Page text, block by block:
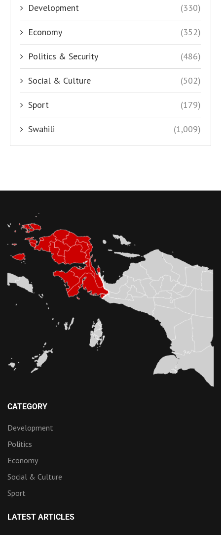
Development (330)
Economy (352)
Politics & Security (486)
Social & Culture (502)
Sport (179)
Swahili (1,009)
CATEGORY
Development
Politics
Economy
Social & Culture
Sport
LATEST ARTICLES